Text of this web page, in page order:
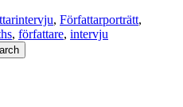
, Författarporträtt,
, författare, intervju